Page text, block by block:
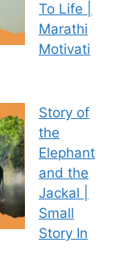
To Life |
Marathi
Motivati
Story of
the
Elephant
and the
Jackal |
Small
Story In